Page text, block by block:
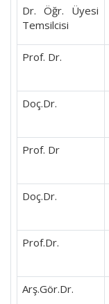
Dr. Öğr. Üyesi
Temsilcisi
Prof. Dr.
Doç.Dr.
Prof. Dr
Doç.Dr.
Prof.Dr.
Arş.Gör.Dr.